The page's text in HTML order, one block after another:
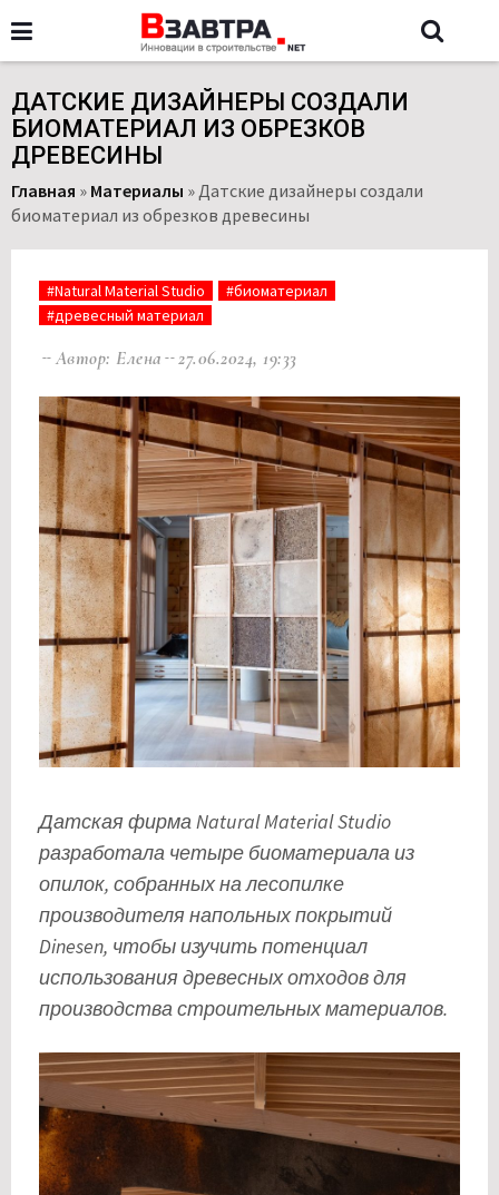
ДАТСКИЕ ДИЗАЙНЕРЫ СОЗДАЛИ
БИОМАТЕРИАЛ ИЗ ОБРЕЗКОВ
ДРЕВЕСИНЫ
Главная » Материалы »Датские дизайнеры создали
биоматериал из обрезков древесины
#Natural Material Studio
#биоматериал
#древесный материал
Автор: Елена 27.06.2024, 19:33
Датская фирма Natural Material Studio
разработала четыре биоматериала из
опилок, собранных на лесопилке
производителя напольных покрытий
Dinesen, чтобы изучить потенциал
использования древесных отходов для
производства строительных материалов.